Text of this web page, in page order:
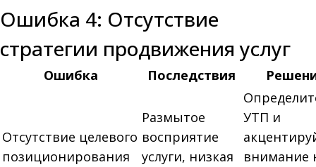
Ошибка 4: Отсутствие
стратегии продвижения услуг
Ошибка Последствия
Отсутствие целевого
позиционирования
Размытое
восприятие
услуги, низкая
УТП и
внимание